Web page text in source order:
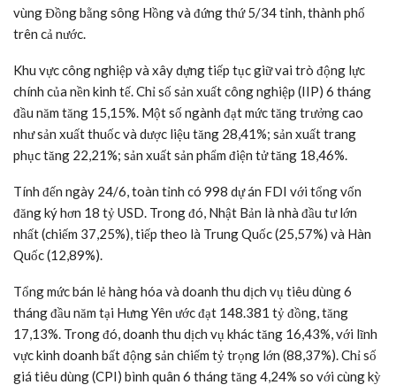
vùng Đồng bằng sông Hồng và đứng thứ 5/34 tỉnh, thành phố
trên cả nước.
Khu vực công nghiệp và xây dựng tiếp tục giữ vai trò động lực
chính của nền kinh tế. Chỉ số sản xuất công nghiệp (IIP) 6 tháng
đầu năm tăng 15,15%. Một số ngành đạt mức tăng trưởng cao
như sản xuất thuốc và dược liệu tăng 28,41%; sản xuất trang
phục tăng 22,21%; sản xuất sản phẩm điện tử tăng 18,46%.
Tính đến ngày 24/6, toàn tỉnh có 998 dự án FDI với tổng vốn
đăng ký hơn 18 tỷ USD. Trong đó, Nhật Bản là nhà đầu tư lớn
nhất (chiếm 37,25%), tiếp theo là Trung Quốc (25,57%) và Hàn
Quốc (12,89%).
Tổng mức bán lẻ hàng hóa và doanh thu dịch vụ tiêu dùng 6
tháng đầu năm tại Hưng Yên ước đạt 148.381 tỷ đồng, tăng
17,13%. Trong đó, doanh thu dịch vụ khác tăng 16,43%, với lĩnh
vực kinh doanh bất động sản chiếm tỷ trọng lớn (88,37%). Chỉ số
giá tiêu dùng (CPI) bình quân 6 tháng tăng 4,24% so với cùng kỳ